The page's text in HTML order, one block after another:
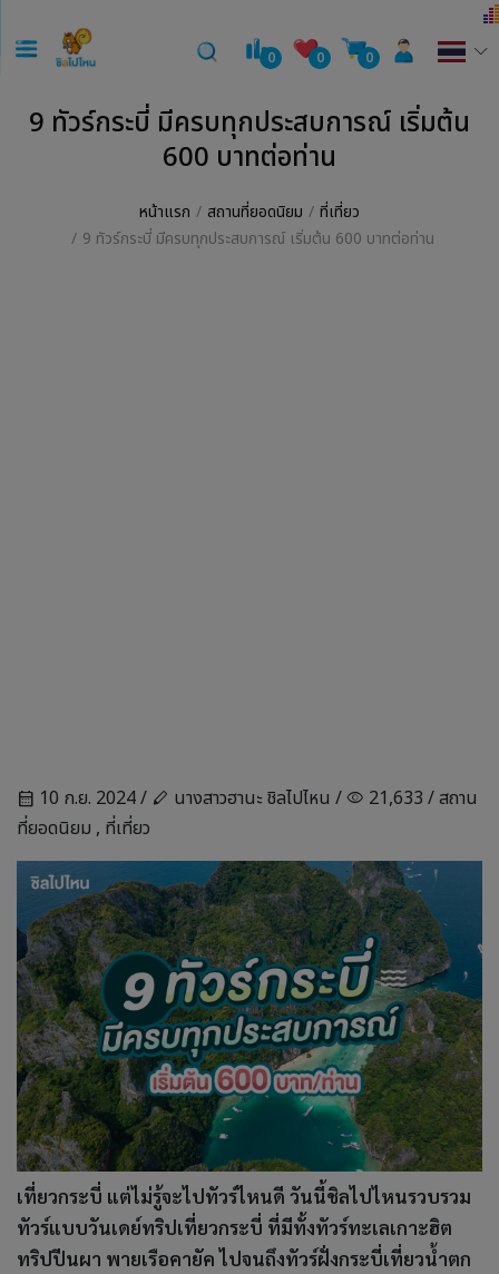
0 0 0
9 ทัวร์กระบี่ มีครบทุกประสบการณ์ เริ่มต้น
600 บาทต่อท่าน
หน้าแรก สถานที่ยอดนิยม
ที่เที่ยว
9 ทัวร์กระบี่ มีครบทุกประสบการณ์ เริ่มต้น 600 บาทต่อท่าน
calendar_month 10 ก.ย. 2024 / stylus นางสาวฮานะ ชิลไปไหน / visibility 21,633 /สถาน
ที่ยอดนิยม , ที่เที่ยว
เที่ยวกระบี่ แต่ไม่รู้จะไปทัวร์ไหนดี วันนี้ชิลไปไหนรวบรวม
ทัวร์แบบวันเดย์ทริปเที่ยวกระบี่ ที่มีทั้งทัวร์ทะเลเกาะฮิต
ทริปปีนผา พายเรือคายัค ไปจนถึงทัวร์ฝั่งกระบี่เที่ยวน้ำตก